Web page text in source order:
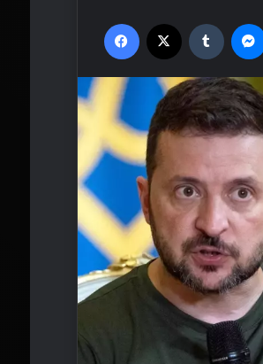
Facebook Tumblr